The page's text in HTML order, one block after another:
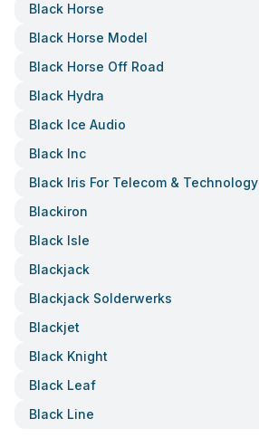
Black Horse
Black Horse Model
Black Horse Off Road
Black Hydra
Black Ice Audio
Black Inc
Black Iris For Telecom & Technology
Blackiron
Black Isle
Blackjack
Blackjack Solderwerks
Blackjet
Black Knight
Black Leaf
Black Line